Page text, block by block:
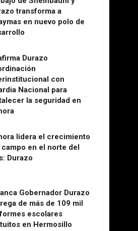
transforma a
en nuevo polo de
Durazo
con
Nacional para
la seguridad en
lidera el crecimiento
campo en el norte del
Durazo
Gobernador Durazo
de más de 109 mil
escolares
en Hermosillo